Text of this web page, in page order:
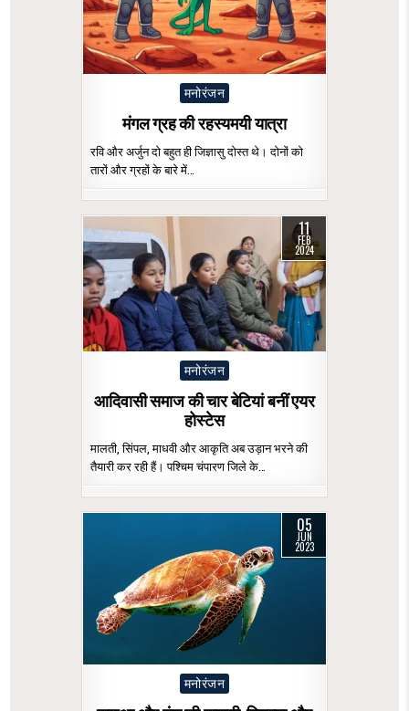
Posted
मनोरंजन
मंगल ग्रह की रहस्यमयी यात्रा
रवि और अर्जुन दो बहुत ही जिज्ञासु दोस्त थे। दोनों को
तारों और ग्रहों के बारे में…
11
FEB
2024
Posted
मनोरंजन
आदिवासी समाज की चार बेटियां बनीं एयर
होस्टेस
मालती, सिंपल, माधवी और आकृति अब उड़ान भरने की
तैयारी कर रही हैं। पश्चिम चंपारण जिले के…
05
JUN
2023
Posted
मनोरंजन